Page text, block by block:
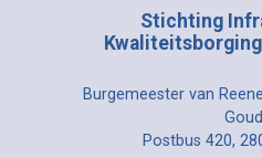
Stichting
Burgemeester van
Postbus 420,